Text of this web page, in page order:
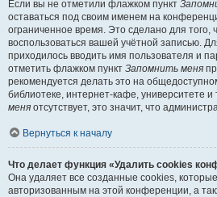
Если вы не отметили флажком пункт
оставаться под своим именем на
ограниченное время. Это сделано для того,
воспользоваться вашей учётной записью.
приходилось вводить имя пользователя и
отметить флажком пункт Запомнить меня
рекомендуется делать это на
библиотеке, интернет-кафе, университете и
меня отсутствует, это значит, что
Вернуться к началу
Что делает функция «Удалить cookies
Она удаляет все созданные cookies,
авторизованным на этой конференции, а